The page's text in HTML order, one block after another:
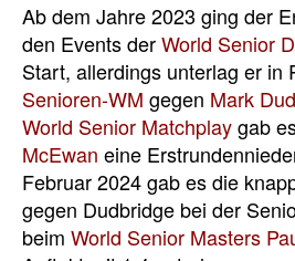
Ab dem Jahre 2023 ging der
den Events derWorld Senior
Start, allerdings unterlag er in
Senioren-WM gegen Mark
World Senior Matchplaygab
McEwan eine
Februar 2024 gab es die
gegen Dudbridge bei der
beim World Senior Masters